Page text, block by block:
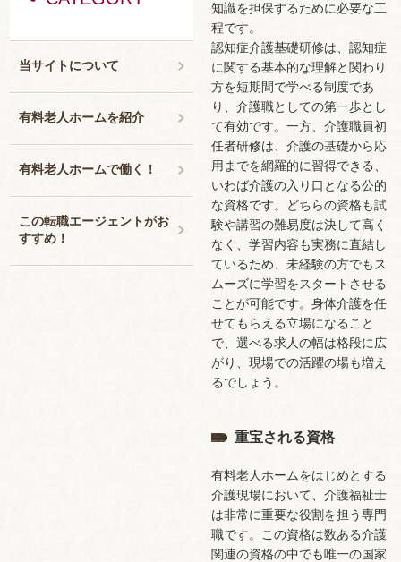
当サイトについて
有料老人ホームを紹介
有料老人ホームで働く！
この転職エージェントがお
すすめ！
知識を担保するために必要な工
程です。
認知症介護基礎研修は、認知症
に関する基本的な理解と関わり
方を短期間で学べる制度であ
り、介護職としての第一歩とし
て有効です。一方、介護職員初
任者研修は、介護の基礎から応
用までを網羅的に習得できる、
いわば介護の入り口となる公的
な資格です。どちらの資格も試
験や講習の難易度は決して高く
なく、学習内容も実務に直結し
ているため、未経験の方でもス
ムーズに学習をスタートさせる
ことが可能です。身体介護を任
せてもらえる立場になること
で、選べる求人の幅は格段に広
がり、現場での活躍の場も増え
るでしょう。
重宝される資格
有料老人ホームをはじめとする
介護現場において、介護福祉士
は非常に重要な役割を担う専門
職です。この資格は数ある介護
関連の資格の中でも唯一の国家